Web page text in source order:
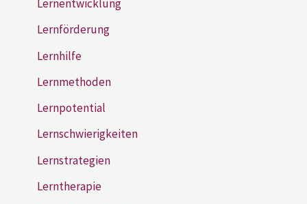
Lernentwicklung
Lernförderung
Lernhilfe
Lernmethoden
Lernpotential
Lernschwierigkeiten
Lernstrategien
Lerntherapie